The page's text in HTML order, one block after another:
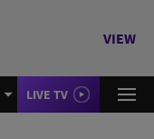
VIEW
LIVE TV